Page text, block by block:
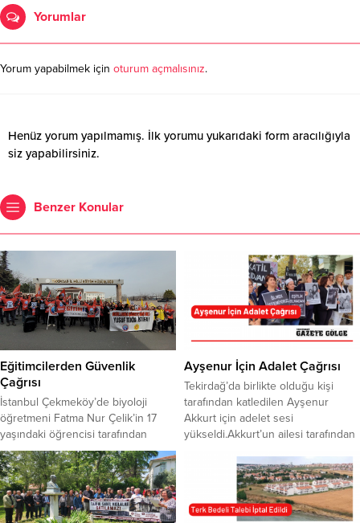
Yorumlar
Yorum yapabilmek için oturum açmalısınız.
Henüz yorum yapılmamış. İlk yorumu yukarıdaki form aracılığıyla
siz yapabilirsiniz.
Benzer Konular
Eğitimcilerden Güvenlik
Çağrısı
İstanbul Çekmeköy’de biyoloji
öğretmeni Fatma Nur Çelik’in 17
yaşındaki öğrencisi tarafından
bıçaklanarak öldürülmesi, Türkiye
genelinde büyük tepki yarattı.
Tekirdağ’da da öğretmenler İl Milli
Eğitim Müdürlüğü önünde
toplanarak basın açıklaması yaptı.
Ayşenur İçin Adalet Çağrısı
Tekirdağ’da birlikte olduğu kişi
tarafından katledilen Ayşenur
Akkurt için adelet sesi
yükseldi.Akkurt’un ailesi tarafından
farkındalık oluşturmak amacıyla
düzenlenen yürüyüşe, birçok sivil
toplum kuruluşu, Tekirdağ Barosu,
CHP Tekirdağ Milletvekilleri İlhami